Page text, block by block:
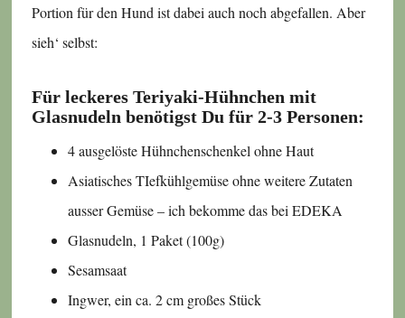
Portion für den Hund ist dabei auch noch abgefallen. Aber
sieh‘ selbst:
Für leckeres Teriyaki-Hühnchen mit
Glasnudeln benötigst Du für 2-3 Personen:
4 ausgelöste Hühnchenschenkel ohne Haut
Asiatisches TIefkühlgemüse ohne weitere Zutaten
ausser Gemüse – ich bekomme das bei EDEKA
Glasnudeln, 1 Paket (100g)
Sesamsaat
Ingwer, ein ca. 2 cm großes Stück